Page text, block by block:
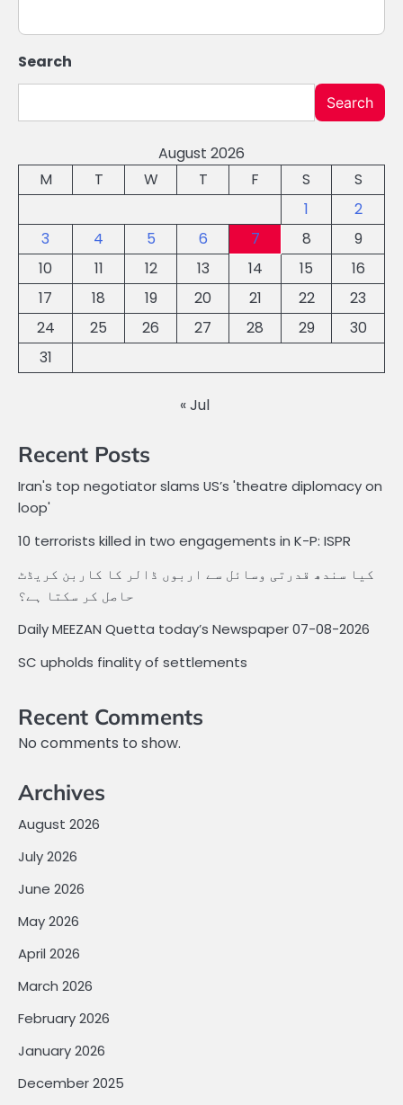
Search
Search
August 2026
M
T W T F S
S
1
2
3
4 5 6 7 8
9
10
11 12 13 14 15
16
17
18 19 20 21 22
23
24
25 26 27 28 29
30
31
« Jul
Recent Posts
Iran's top negotiator slams US’s 'theatre diplomacy on
loop'
10 terrorists killed in two engagements in K-P: ISPR
کیا سندھ قدرتی وسائل سے اربوں ڈالر کا کاربن کریڈٹ
حاصل کر سکتا ہے؟
Daily MEEZAN Quetta today’s Newspaper 07-08-2026
SC upholds finality of settlements
Recent Comments
No comments to show.
Archives
August 2026
July 2026
June 2026
May 2026
April 2026
March 2026
February 2026
January 2026
December 2025